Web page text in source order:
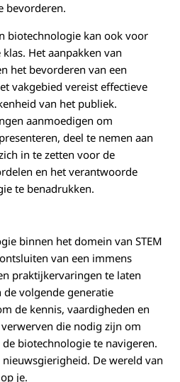
bevorderen.
biotechnologie kan ook voor
Het aanpakken van
het bevorderen van een
vakgebied vereist effectieve
van het publiek.
aanmoedigen om
deel te nemen aan
in te zetten voor de
en het verantwoorde
te benadrukken.
binnen het domein van STEM
van een immens
praktijkervaringen te laten
volgende generatie
de kennis, vaardigheden en
die nodig zijn om
biotechnologie te navigeren.
De wereld van
je.